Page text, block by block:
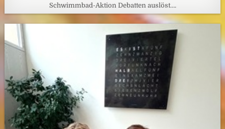
Schwimmbad-Aktion Debatten auslöst….